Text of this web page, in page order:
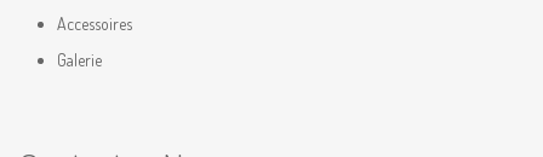
Accessoires
Galerie